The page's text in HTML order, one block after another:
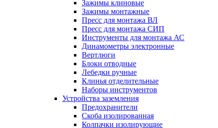
Зажимы клиновые
Зажимы монтажные
Пресс для монтажа ВЛ
Пресс для монтажа СИП
Инструменты для монтажа АС
Динамометры электронные
Вертлюги
Блоки отводные
Лебедки ручные
Клинья отделительные
Наборы инструментов
Устройства заземления
Предохранители
Скоба изолированная
Колпачки изолирующие